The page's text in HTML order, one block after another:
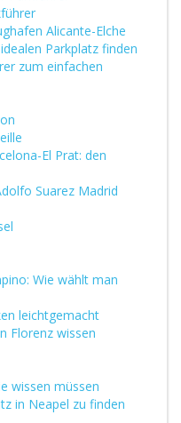
Alicante-Elche
Parkplatz finden
zum einfachen
El Prat: den
Suarez Madrid
Wie wählt man
leichtgemacht
Florenz wissen
wissen müssen
in Neapel zu finden